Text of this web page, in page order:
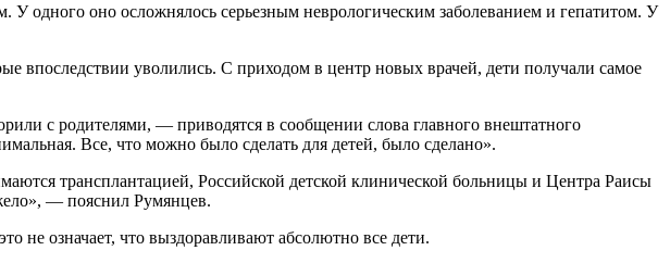
оно осложнялось серьезным неврологическим заболеванием и гепатитом. У
впоследствии уволились. С приходом в центр новых врачей, дети получали самое
с родителями, — приводятся в сообщении слова главного внештатного
Все, что можно было сделать для детей, было сделано».
трансплантацией, Российской детской клинической больницы и Центра Раисы
— пояснил Румянцев.
не означает, что выздоравливают абсолютно все дети.